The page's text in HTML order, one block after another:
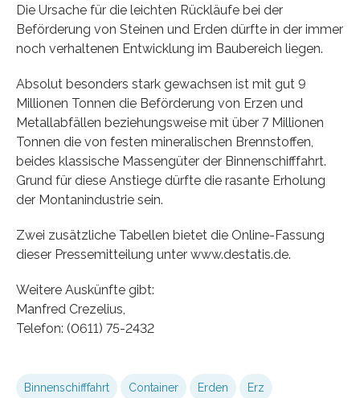
Die Ursache für die leichten Rückläufe bei der
Beförderung von Steinen und Erden dürfte in der immer
noch verhaltenen Entwicklung im Baubereich liegen.
Absolut besonders stark gewachsen ist mit gut 9
Millionen Tonnen die Beförderung von Erzen und
Metallabfällen beziehungsweise mit über 7 Millionen
Tonnen die von festen mineralischen Brennstoffen,
beides klassische Massengüter der Binnenschifffahrt.
Grund für diese Anstiege dürfte die rasante Erholung
der Montanindustrie sein.
Zwei zusätzliche Tabellen bietet die Online-Fassung
dieser Pressemitteilung unter www.destatis.de.
Weitere Auskünfte gibt:
Manfred Crezelius,
Telefon: (0611) 75-2432
Binnenschifffahrt Container Erden Erz